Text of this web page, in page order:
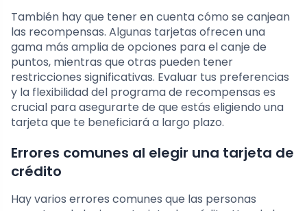
También hay que tener en cuenta cómo se canjean
las recompensas. Algunas tarjetas ofrecen una
gama más amplia de opciones para el canje de
puntos, mientras que otras pueden tener
restricciones significativas. Evaluar tus preferencias
y la flexibilidad del programa de recompensas es
crucial para asegurarte de que estás eligiendo una
tarjeta que te beneficiará a largo plazo.
Errores comunes al elegir una tarjeta de
crédito
Hay varios errores comunes que las personas